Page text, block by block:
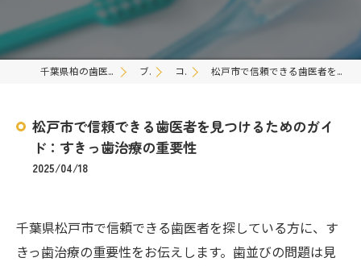
千葉県柏の歯医者なら医療法人社団そはや ブログ コラム 松戸市で信頼できる歯医者を見つけるためのガイド：すきっ歯治療の重要性
松戸市で信頼できる歯医者を見つけるためのガイ
ド：すきっ歯治療の重要性
2025/04/18
千葉県松戸市で信頼できる歯医者を探している方に、す
きっ歯治療の重要性をお伝えします。歯並びの問題は見